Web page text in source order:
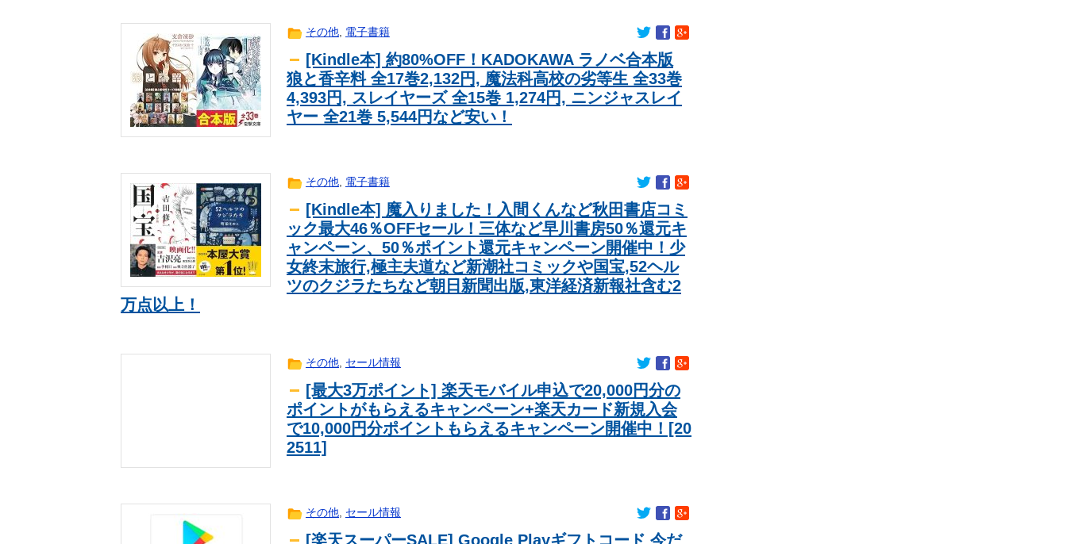
その他, 電子書籍
[Kindle本] 約80%OFF！KADOKAWA ラノベ合本版
狼と香辛料 全17巻2,132円, 魔法科高校の劣等生 全33巻
4,393円, スレイヤーズ 全15巻 1,274円, ニンジャスレイ
ヤー 全21巻 5,544円など安い！
その他, 電子書籍
[Kindle本] 魔入りました！入間くんなど秋田書店コミ
ック最大46％OFFセール！三体など早川書房50％還元キ
ャンペーン、50％ポイント還元キャンペーン開催中！少
女終末旅行,極主夫道など新潮社コミックや国宝,52ヘル
ツのクジラたちなど朝日新聞出版,東洋経済新報社含む2
万点以上！
その他, セール情報
[最大3万ポイント] 楽天モバイル申込で20,000円分の
ポイントがもらえるキャンペーン+楽天カード新規入会
で10,000円分ポイントもらえるキャンペーン開催中！[20
2511]
その他, セール情報
[楽天スーパーSALE] Google Playギフトコード 今だ